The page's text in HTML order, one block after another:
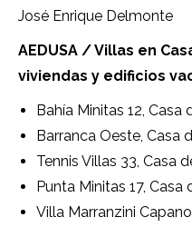
José Enrique Delmonte
AEDUSA / Villas en
viviendas y edificios
Bahía Minitas 12, Casa
Barranca Oeste, Casa
Tennis Villas 33, Casa
Punta Minitas 17, Casa
Villa Marranzini